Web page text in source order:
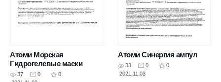
Атоми Морская
Гидрогелевые маски
37 0
0
Атоми Синергия ампул
33 0
0
2021.11.03